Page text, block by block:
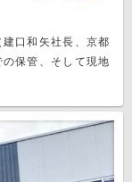
口和矢社長、京都
保管、そして現地